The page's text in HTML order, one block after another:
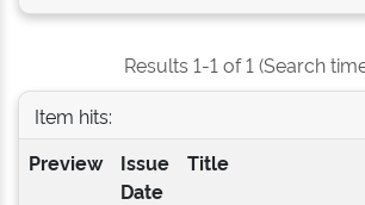
Results 1-1 of 1 (Search
Item hits:
Preview
Issue
Date
Title